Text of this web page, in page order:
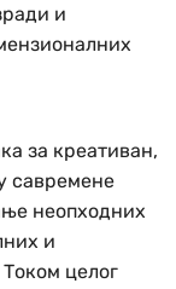
и
за креативан,
савремене
неопходних
и
целог